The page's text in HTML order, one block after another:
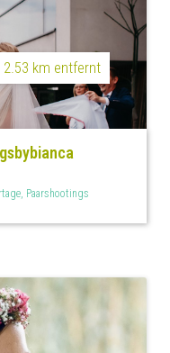
2.53 km entfernt
Paarshootings